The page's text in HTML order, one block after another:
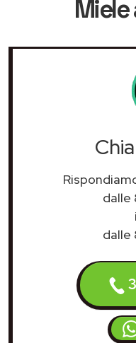
Miele
dalle
dalle